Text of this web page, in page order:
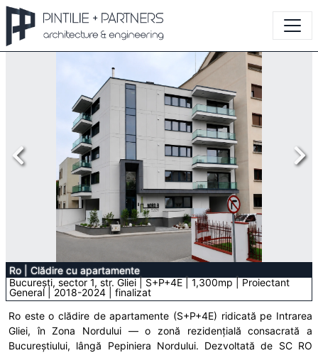
Ro| Clădire cu apartamente
București, sector 1, str. Gliei | S+P+4E | 1,300mp | Proiectant
General | 2018-2024 | finalizat
Ro este o clădire de apartamente (S+P+4E) ridicată pe Intrarea
Gliei, în Zona Nordului — o zonă rezidențială consacrată a
Bucureștiului, lângă Pepiniera Nordului. Dezvoltată de SC RO